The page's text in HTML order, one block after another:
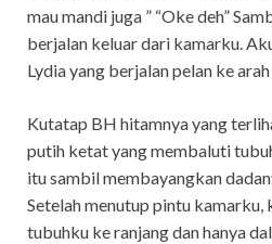
mau mandi juga ” “Oke deh”
berjalan keluar dari kamarku.
Lydia yang berjalan pelan ke
Kutatap BH hitamnya yang
putih ketat yang membaluti
itu sambil membayangkan
Setelah menutup pintu
tubuhku ke ranjang dan hanya